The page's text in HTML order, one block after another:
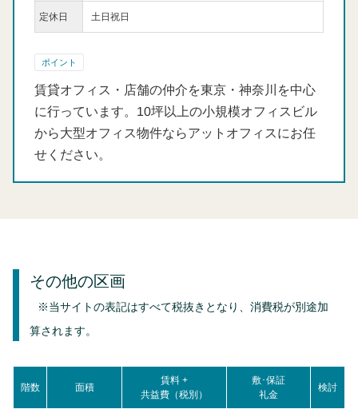
定休日 土日祝日
ポイント
賃貸オフィス・店舗の仲介を東京・神奈川を中心
に行っています。10坪以上の小規模オフィスビル
から大型オフィス物件ならアットオフィスにお任
せください。
その他の区画
※当サイトの表記はすべて税抜きとなり、消費税が別途加
算されます。
階数 面積
賃料 +
共益費（税別）
敷･保証
礼金
検討